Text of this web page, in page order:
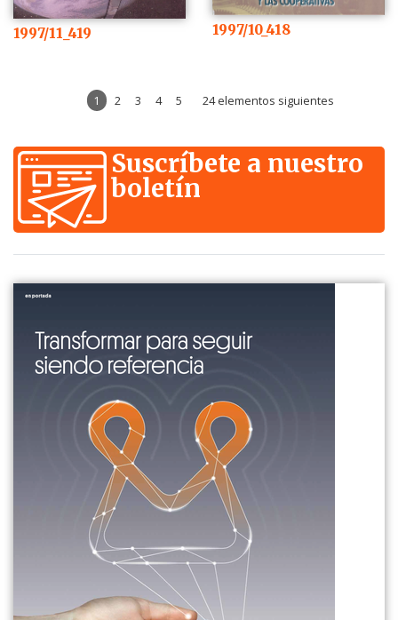
1997/11_419 1997/10_418
1 2 3 4 5 24 elementos siguientes
Suscríbete a nuestro
boletín